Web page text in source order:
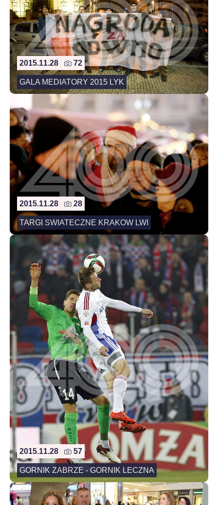
2015.11.28 72
GALA MEDIATORY 2015 LYK
2015.11.28 28
TARGI SWIATECZNE KRAKOW LWI
2015.11.28 57
GORNIK ZABRZE - GORNIK LECZNA